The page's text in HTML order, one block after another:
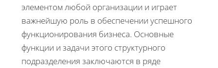
элементом любой организации и играет
важнейшую роль в обеспечении успешного
функционирования бизнеса. Основные
функции и задачи этого структурного
подразделения заключаются в ряде